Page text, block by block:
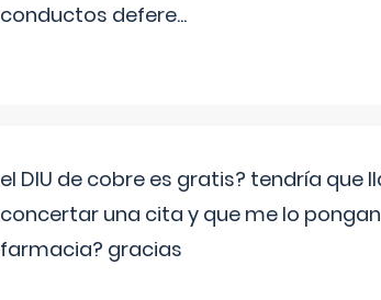
conductos defere...
el DIU de cobre es gratis? tendría
concertar una cita y que me lo
farmacia? gracias